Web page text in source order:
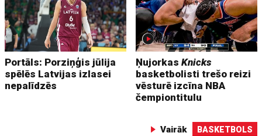
Portāls: Porziņģis jūlija
spēlēs Latvijas izlasei
nepalīdzēs
ŅujorkasKnicks
basketbolisti trešo reizi
vēsturē izcīna NBA
čempiontitulu
Vairāk BASKETBOLS